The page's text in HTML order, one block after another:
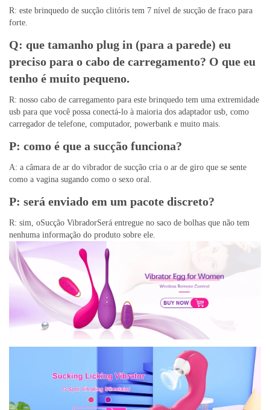
R: este brinquedo de sucção clitóris tem 7 nível de sucção de fraco para
forte.
Q: que tamanho plug in (para a parede) eu
preciso para o cabo de carregamento? O que eu
tenho é muito pequeno.
R: nosso cabo de carregamento para este brinquedo tem uma extremidade
usb para que você possa conectá-lo à maioria dos adaptador usb, como
carregador de telefone, computador, powerbank e muito mais.
P: como é que a sucção funciona?
A: a câmara de ar do vibrador de sucção cria o ar de giro que se sente
como a vagina sugando como o sexo oral.
P: será enviado em um pacote discreto?
R: sim, oSucção VibradorSerá entregue no saco de bolhas que não tem
nenhuma informação do produto sobre ele.